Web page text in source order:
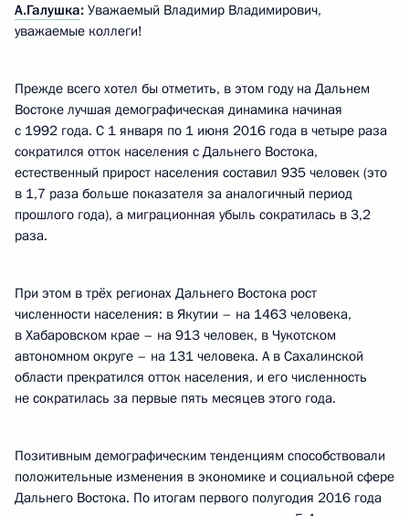
А.Галушка: Уважаемый Владимир Владимирович,
уважаемые коллеги!
Прежде всего хотел бы отметить, в этом году на Дальнем
Востоке лучшая демографическая динамика начиная
с 1992 года. С 1 января по 1 июня 2016 года в четыре раза
сократился отток населения с Дальнего Востока,
естественный прирост населения составил 935 человек (это
в 1,7 раза больше показателя за аналогичный период
прошлого года), а миграционная убыль сократилась в 3,2
раза.
При этом в трёх регионах Дальнего Востока рост
численности населения: в Якутии – на 1463 человека,
в Хабаровском крае – на 913 человек, в Чукотском
автономном округе – на 131 человека. А в Сахалинской
области прекратился отток населения, и его численность
не сократилась за первые пять месяцев этого года.
Позитивным демографическим тенденциям способствовали
положительные изменения в экономике и социальной сфере
Дальнего Востока. По итогам первого полугодия 2016 года